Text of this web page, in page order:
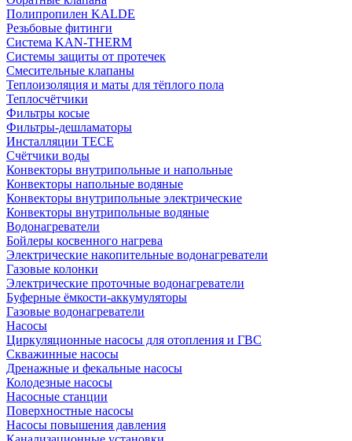
Полипропилен KALDE
Резьбовые фитинги
Система KAN-THERM
Системы защиты от протечек
Смесительные клапаны
Теплоизоляция и маты для тёплого пола
Теплосчётчики
Фильтры косые
Фильтры-дешламаторы
Инсталляции TECE
Счётчики воды
Конвекторы внутрипольные и напольные
Конвекторы напольные водяные
Конвекторы внутрипольные электрические
Конвекторы внутрипольные водяные
Водонагреватели
Бойлеры косвенного нагрева
Электрические накопительные водонагреватели
Газовые колонки
Электрические проточные водонагреватели
Буферные ёмкости-аккумуляторы
Газовые водонагреватели
Насосы
Циркуляционные насосы для отопления и ГВС
Скважинные насосы
Дренажные и фекальные насосы
Колодезные насосы
Насосные станции
Поверхностные насосы
Насосы повышения давления